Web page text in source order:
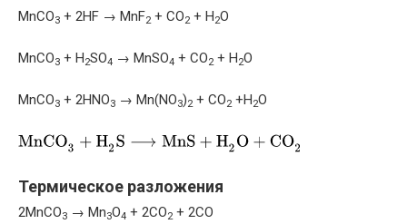
MnCO3 + 2HF → MnF2 + CO2 + H2O
MnCO3 + H2SO4 → MnSO4 + CO2 + H2O
MnCO3 + 2HNO3 → Mn(NO3)2 + CO2 +H2O
Термическое разложения
2MnCO3 → Mn3O4 + 2CO2 + 2CO